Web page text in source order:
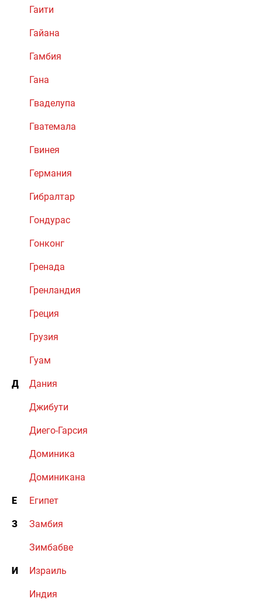
Гаити
Гайана
Гамбия
Гана
Гваделупа
Гватемала
Гвинея
Германия
Гибралтар
Гондурас
Гонконг
Гренада
Гренландия
Греция
Грузия
Гуам
Д Дания
Джибути
Диего-Гарсия
Доминика
Доминикана
Е Египет
З Замбия
Зимбабве
И Израиль
Индия